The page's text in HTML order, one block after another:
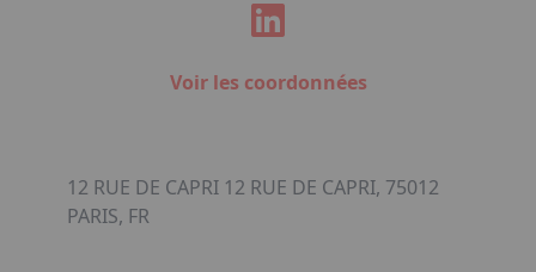
Voir les coordonnées
12 RUE DE CAPRI 12 RUE DE CAPRI, 75012
PARIS, FR